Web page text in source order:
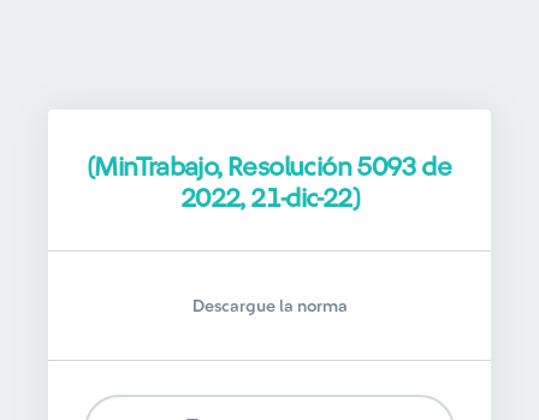
(MinTrabajo, Resolución 5093 de
2022, 21-dic-22)
Descargue la norma